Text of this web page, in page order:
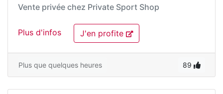
Vente privée chez Private Sport Shop
Plus d'infos J'en profite
Plus que quelques heures 89